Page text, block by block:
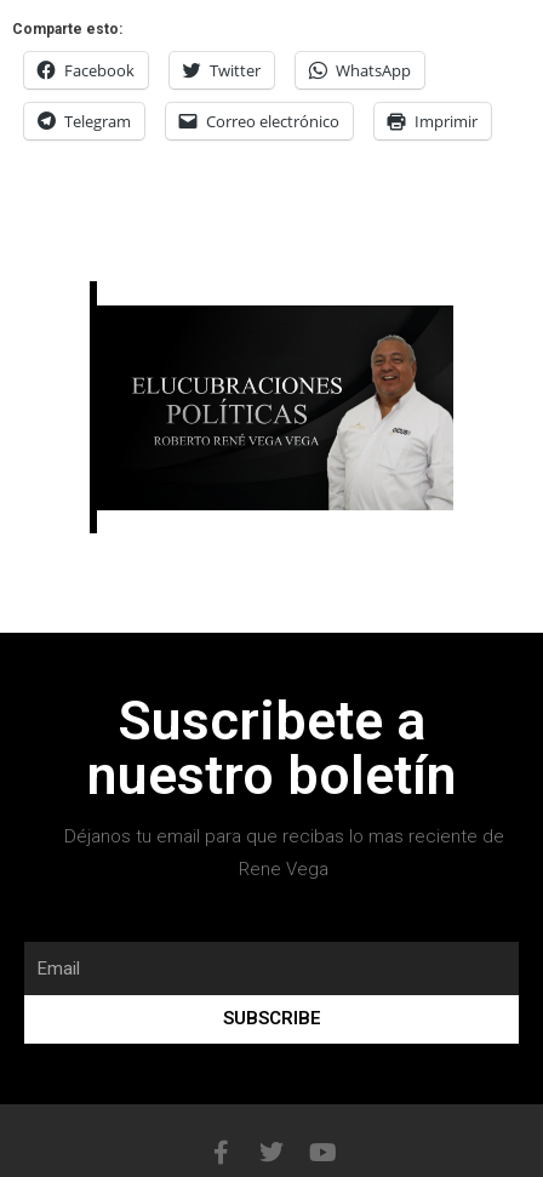
Comparte esto:
Facebook Twitter WhatsApp
Telegram Correo electrónico Imprimir
Suscribete a
nuestro boletín
Déjanos tu email para que recibas lo mas reciente de
Rene Vega
SUBSCRIBE